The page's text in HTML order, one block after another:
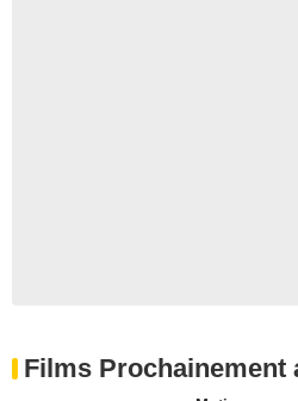
Films Prochainement